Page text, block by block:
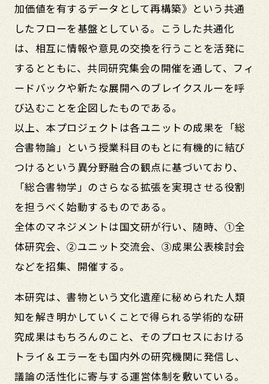
加価値を有するデータとして再構築》という共通
したフローを基盤としている。こうした共通化
は、相互に情報や意見の交換を行うことを活発に
するとともに、共同研究集会の開催を通して、フィ
ードバックや新たな展開へのブレイクスルーを呼
び込むことを企図したものである。
以上、本プロジェクトは各ユニットの成果を「総
合書物論」という授業科目のもとに有機的に結び
つけるという異分野融合の観点に基づいており、
「総合書物学」のさらなる拡張を実現させる役割
を担うべく始動するものである。
全体のマネジメントは国文研が行い、随時、①全
体研究会、②ユニット交流会、③成果公表検討会
などを招集、開催する。
本研究は、書物という文化遺産に秘められた人類
知を解き明かしていくことで得られる学術的な研
究成果はもちろんのこと、そのプロセスにおける
トライ＆エラーをも国内外の研究機関に発信し、
議論の活性化に寄与する運営体制を敷いている。